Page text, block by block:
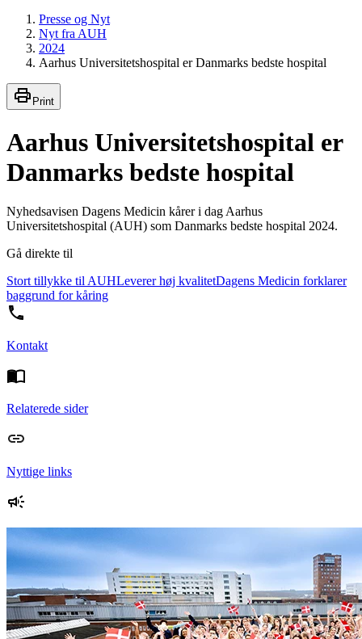
Presse og Nyt
Nyt fra AUH
2024
Aarhus Universitetshospital er Danmarks bedste hospital
Print
Aarhus Universitetshospital er
Danmarks bedste hospital
Nyhedsavisen Dagens Medicin kårer i dag Aarhus
Universitetshospital (AUH) som Danmarks bedste hospital 2024.
Gå direkte til
Stort tillykke til AUHLeverer høj kvalitetDagens Medicin forklarer
baggrund for kåring
Kontakt
Relaterede sider
Nyttige links